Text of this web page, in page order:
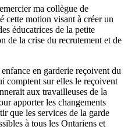
ma collègue de
cette motion visant à créer un
éducatrices de la petite
de la crise du recrutement et de
en garderie reçoivent du
comptent sur elles le reçoivent
aux travailleuses de la
apporter les changements
que les services de la garde
à tous les Ontariens et